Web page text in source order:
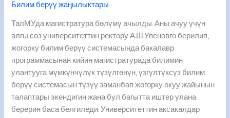
Билим берүү жаңылыктары
ТалМУда магистратура бөлүмү ачылды. Аны ачуу үчүн
алгы сөз университеттин ректору А.Ш.Упеновго берилип,
жогорку билим берүү системасында бакалавр
программасынан кийин магистратурада билимин
улантууга мүмкүнчүлүк түзүлгөнүн, үзгүлтүксүз билим
берүү системасын түзүү заманбап жогорку окуу жайынын
талаптары экендигин жана бул багытта иштер улана
берерин баса белгиледи. Университеттин аксакалдар